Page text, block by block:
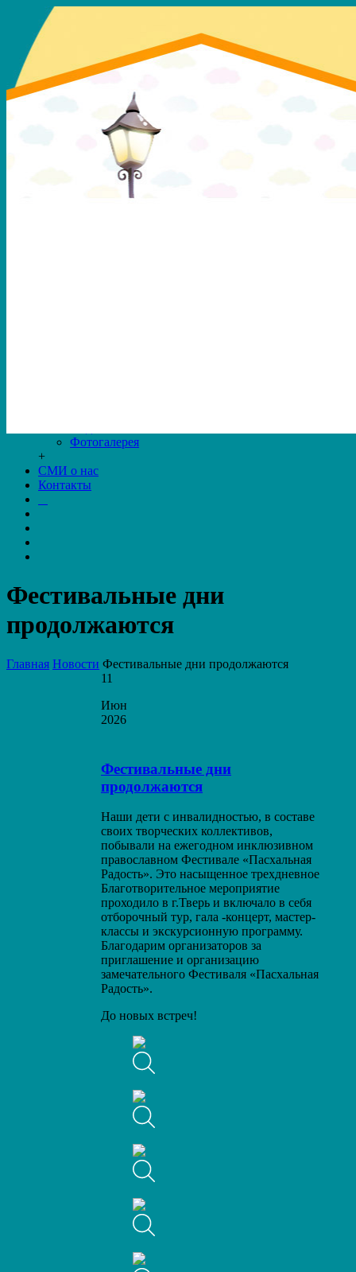
Фотогалерея
+
СМИ о нас
Контакты
Фестивальные дни
продолжаются
Главная Новости Фестивальные дни продолжаются
11
Июн
2026
Фестивальные дни
продолжаются
Наши дети с инвалидностью, в составе
своих творческих коллективов,
побывали на ежегодном инклюзивном
православном Фестивале «Пасхальная
Радость». Это насыщенное трехдневное
Благотворительное мероприятие
проходило в г.Тверь и включало в себя
отборочный тур, гала -концерт, мастер-
классы и экскурсионную программу.
Благодарим организаторов за
приглашение и организацию
замечательного Фестиваля «Пасхальная
Радость».
До новых встреч!